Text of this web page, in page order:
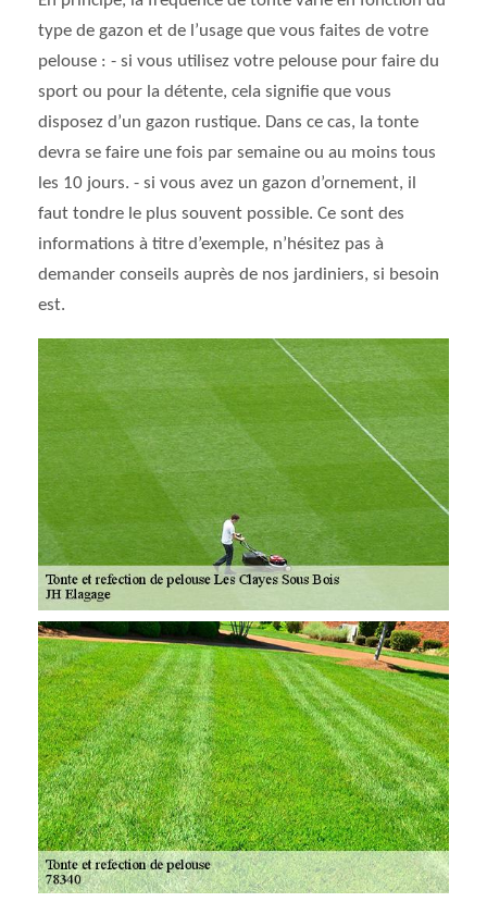
type de gazon et de l’usage que vous faites de votre
pelouse : - si vous utilisez votre pelouse pour faire du
sport ou pour la détente, cela signifie que vous
disposez d’un gazon rustique. Dans ce cas, la tonte
devra se faire une fois par semaine ou au moins tous
les 10 jours. - si vous avez un gazon d’ornement, il
faut tondre le plus souvent possible. Ce sont des
informations à titre d’exemple, n’hésitez pas à
demander conseils auprès de nos jardiniers, si besoin
est.